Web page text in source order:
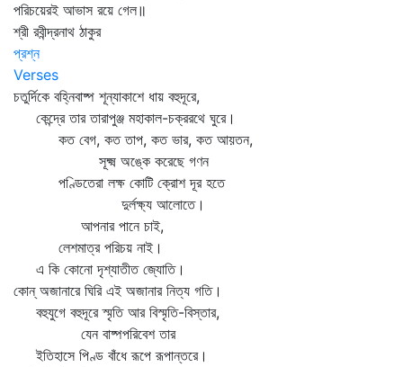
পরিচয়েরই আভাস রয়ে গেল॥
শ্রী রবীন্দ্রনাথ ঠাকুর
প্রশ্ন
Verses
চতুর্দিকে বহ্নিবাষ্প শূন্যাকাশে ধায় বহুদূরে,
কেন্দ্রে তার তারাপুঞ্জ মহাকাল-চক্ররথে ঘুরে।
কত বেগ, কত তাপ, কত ভার, কত আয়তন,
সূক্ষ্ম অঙ্কে করেছে গণন
পণ্ডিতেরা লক্ষ কোটি ক্রোশ দূর হতে
দুর্লক্ষ্য আলোতে।
আপনার পানে চাই,
লেশমাত্র পরিচয় নাই।
এ কি কোনো দৃশ্যাতীত জ্যোতি।
কোন্‌ অজানারে ঘিরি এই অজানার নিত্য গতি।
বহুযুগে বহুদূরে স্মৃতি আর বিস্মৃতি-বিস্তার,
যেন বাষ্পপরিবেশ তার
ইতিহাসে পিণ্ড বাঁধে রূপে রূপান্তরে।